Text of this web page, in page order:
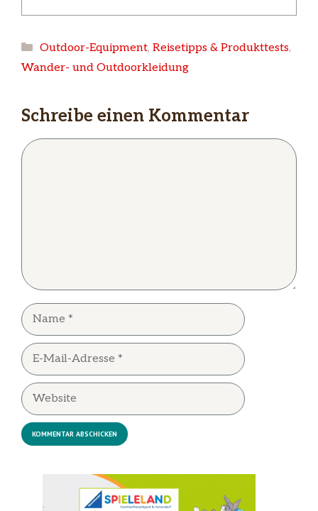
Kategorien
Outdoor-Equipment, Reisetipps & Produkttests,
Wander- und Outdoorkleidung
Schreibe einen Kommentar
Kommentar
Name
E-
Mail-
Adresse
Website